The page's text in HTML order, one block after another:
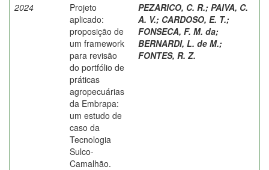
2024
Projeto
aplicado:
proposição de
um framework
para revisão
do portfólio de
práticas
agropecuárias
da Embrapa:
um estudo de
caso da
Tecnologia
Sulco-
Camalhão.
PEZARICO, C. R.; PAIVA, C.
A. V.; CARDOSO, E. T.;
FONSECA, F. M. da;
BERNARDI, L. de M.;
FONTES, R. Z.